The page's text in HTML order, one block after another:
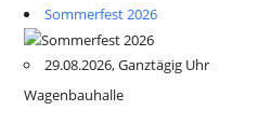
Sommerfest 2026
29.08.2026, Ganztägig Uhr
Wagenbauhalle